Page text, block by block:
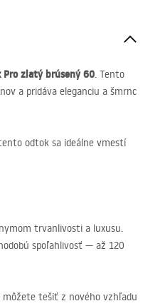
Pro zlatý brúsený 60. Tento
a pridáva eleganciu a šmrnc
odtok sa ideálne vmestí
trvanlivosti a luxusu.
spoľahlivosť — až 120
môžete tešiť z nového vzhľadu